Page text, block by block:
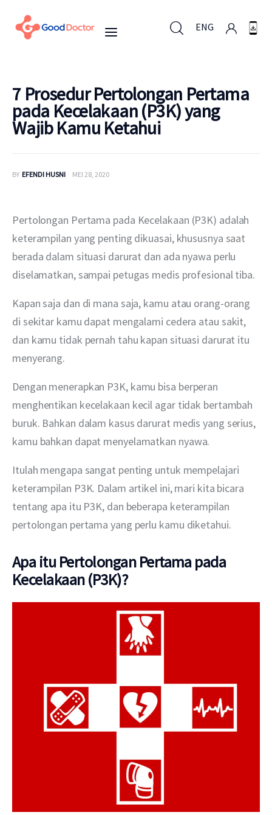
ENG
Untuk Bisnis
Berita
Layanan
7 Prosedur Pertolongan Pertama
pada Kecelakaan (P3K) yang
Wajib Kamu Ketahui
BY EFENDI HUSNI MEI 28, 2020
Pertolongan Pertama pada Kecelakaan (P3K) adalah
keterampilan yang penting dikuasai, khususnya saat
berada dalam situasi darurat dan ada nyawa perlu
diselamatkan, sampai petugas medis profesional tiba.
Kapan saja dan di mana saja, kamu atau orang-orang
di sekitar kamu dapat mengalami cedera atau sakit,
dan kamu tidak pernah tahu kapan situasi darurat itu
menyerang.
Dengan menerapkan P3K, kamu bisa berperan
menghentikan kecelakaan kecil agar tidak bertambah
buruk. Bahkan dalam kasus darurat medis yang serius,
kamu bahkan dapat menyelamatkan nyawa.
Itulah mengapa sangat penting untuk mempelajari
keterampilan P3K. Dalam artikel ini, mari kita bicara
tentang apa itu P3K, dan beberapa keterampilan
pertolongan pertama yang perlu kamu diketahui.
Apa itu Pertolongan Pertama pada
Kecelakaan (P3K)?